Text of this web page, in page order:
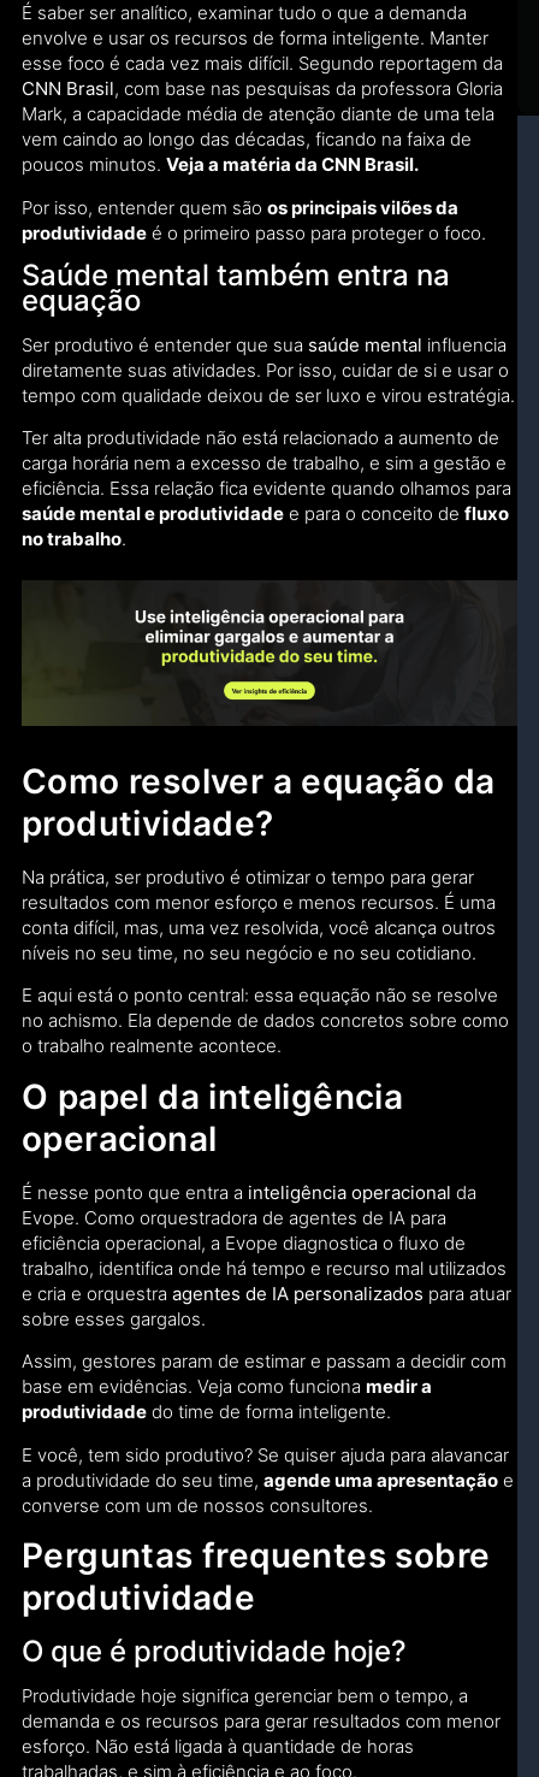
É saber ser analítico, examinar tudo o que a demanda
envolve e usar os recursos de forma inteligente. Manter
esse foco é cada vez mais difícil. Segundo reportagem da
CNN Brasil, com base nas pesquisas da professora Gloria
Mark, a capacidade média de atenção diante de uma tela
vem caindo ao longo das décadas, ficando na faixa de
poucos minutos. Veja a matéria da CNN Brasil.
Por isso, entender quem são os principais vilões da
produtividade é o primeiro passo para proteger o foco.
Saúde mental também entra na
equação
Ser produtivo é entender que sua saúde mental influencia
diretamente suas atividades. Por isso, cuidar de si e usar o
tempo com qualidade deixou de ser luxo e virou estratégia.
Ter alta produtividade não está relacionado a aumento de
carga horária nem a excesso de trabalho, e sim a gestão e
eficiência. Essa relação fica evidente quando olhamos para
saúde mental e produtividade e para o conceito de fluxo
no trabalho.
Como resolver a equação da
produtividade?
Na prática, ser produtivo é otimizar o tempo para gerar
resultados com menor esforço e menos recursos. É uma
conta difícil, mas, uma vez resolvida, você alcança outros
níveis no seu time, no seu negócio e no seu cotidiano.
E aqui está o ponto central: essa equação não se resolve
no achismo. Ela depende de dados concretos sobre como
o trabalho realmente acontece.
O papel da inteligência
operacional
É nesse ponto que entra a inteligência operacional da
Evope. Como orquestradora de agentes de IA para
eficiência operacional, a Evope diagnostica o fluxo de
trabalho, identifica onde há tempo e recurso mal utilizados
e cria e orquestra agentes de IA personalizados para atuar
sobre esses gargalos.
Assim, gestores param de estimar e passam a decidir com
base em evidências. Veja como funciona medir a
produtividade do time de forma inteligente.
E você, tem sido produtivo? Se quiser ajuda para alavancar
a produtividade do seu time, agende uma apresentação e
converse com um de nossos consultores.
Perguntas frequentes sobre
produtividade
O que é produtividade hoje?
Produtividade hoje significa gerenciar bem o tempo, a
demanda e os recursos para gerar resultados com menor
esforço. Não está ligada à quantidade de horas
trabalhadas, e sim à eficiência e ao foco.